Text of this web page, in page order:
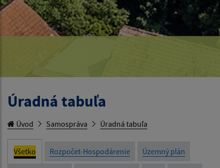
Úradná tabuľa
Úvod Samospráva Úradná tabuľa
Všetko Rozpočet-Hospodárenie Územný plán